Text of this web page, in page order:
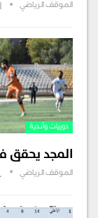
الموقف الرياضي 21 نيسان , 2023
دوريات وأندية
المجد يحقق
الموقف الرياضي 20 نيسان , 2023